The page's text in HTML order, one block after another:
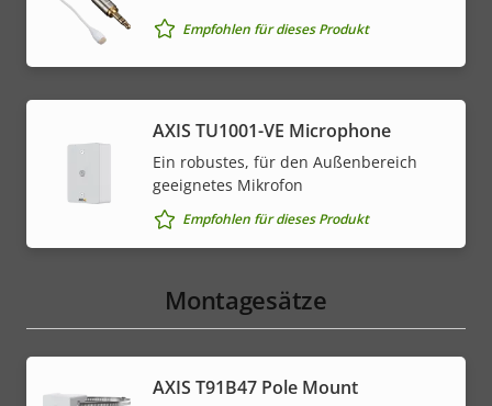
Empfohlen für dieses Produkt
AXIS TU1001-VE Microphone
Ein robustes, für den Außenbereich
geeignetes Mikrofon
Empfohlen für dieses Produkt
Montagesätze
AXIS T91B47 Pole Mount